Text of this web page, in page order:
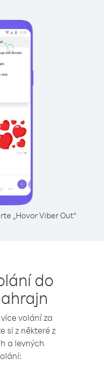
„Hovor Viber Out“
do
volání za
si z některé z
a levných